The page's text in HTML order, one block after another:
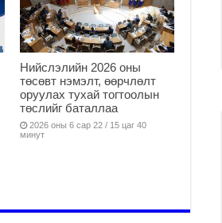
Нийслэлийн 2026 оны
төсөвт нэмэлт, өөрчлөлт
оруулах тухай тогтоолын
төслийг баталлаа
2026 оны 6 сар 22 / 15 цаг 40
минут